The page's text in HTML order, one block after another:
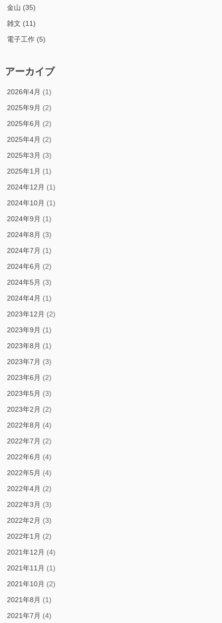
金山 (35)
雑文 (11)
電子工作 (5)
アーカイブ
2026年4月 (1)
2025年9月 (2)
2025年6月 (2)
2025年4月 (2)
2025年3月 (3)
2025年1月 (1)
2024年12月 (1)
2024年10月 (1)
2024年9月 (1)
2024年8月 (3)
2024年7月 (1)
2024年6月 (2)
2024年5月 (3)
2024年4月 (1)
2023年12月 (2)
2023年9月 (1)
2023年8月 (1)
2023年7月 (3)
2023年6月 (2)
2023年5月 (3)
2023年2月 (2)
2022年8月 (4)
2022年7月 (2)
2022年6月 (4)
2022年5月 (4)
2022年4月 (2)
2022年3月 (3)
2022年2月 (3)
2022年1月 (2)
2021年12月 (4)
2021年11月 (1)
2021年10月 (2)
2021年8月 (1)
2021年7月 (4)